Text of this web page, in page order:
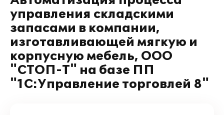
управления складскими
запасами в компании,
изготавливающей мягкую и
корпусную мебель, ООО
"СТОП-Т" на базе ПП
"1С:Управление торговлей 8"